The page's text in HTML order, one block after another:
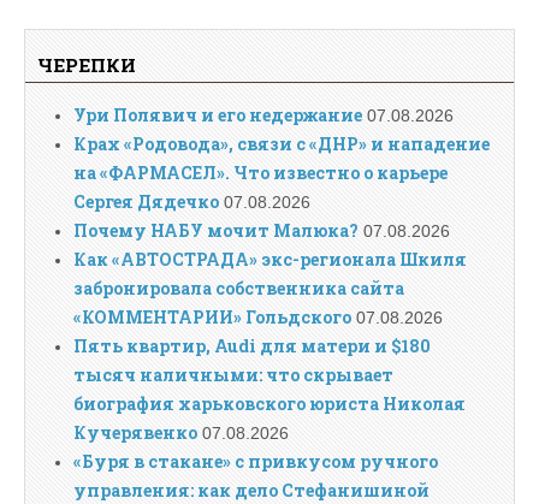
ЧЕРЕПКИ
Ури Полявич и его недержание 07.08.2026
Крах «Родовода», связи с «ДНР» и нападение
на «ФАРМАСЕЛ». Что известно о карьере
Сергея Дядечко 07.08.2026
Почему НАБУ мочит Малюка? 07.08.2026
Как «АВТОСТРАДА» экс-регионала Шкиля
забронировала собственника сайта
«КОММЕНТАРИИ» Гольдского 07.08.2026
Пять квартир, Audi для матери и $180
тысяч наличными: что скрывает
биография харьковского юриста Николая
Кучерявенко 07.08.2026
«Буря в стакане» с привкусом ручного
управления: как дело Стефанишиной